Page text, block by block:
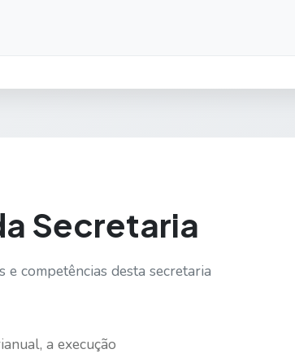
Secretaria
competências desta secretaria
a execução